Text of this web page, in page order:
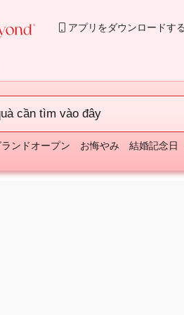
アプリをダウンロードする
cần tìm vào đây
ランドオープン お悔やみ 結婚記念日